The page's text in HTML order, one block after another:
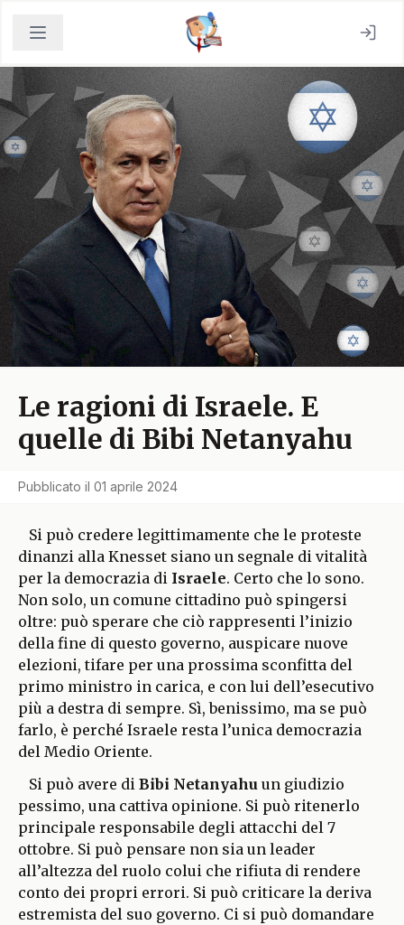
Le ragioni di Israele. E
quelle di Bibi Netanyahu
Pubblicato il 01 aprile 2024
Si può credere legittimamente che le proteste
dinanzi alla Knesset siano un segnale di vitalità
per la democrazia di Israele. Certo che lo sono.
Non solo, un comune cittadino può spingersi
oltre: può sperare che ciò rappresenti l’inizio
della fine di questo governo, auspicare nuove
elezioni, tifare per una prossima sconfitta del
primo ministro in carica, e con lui dell’esecutivo
più a destra di sempre. Sì, benissimo, ma se può
farlo, è perché Israele resta l’unica democrazia
del Medio Oriente.
Si può avere di Bibi Netanyahu un giudizio
pessimo, una cattiva opinione. Si può ritenerlo
principale responsabile degli attacchi del 7
ottobre. Si può pensare non sia un leader
all’altezza del ruolo colui che rifiuta di rendere
conto dei propri errori. Si può criticare la deriva
estremista del suo governo. Ci si può domandare